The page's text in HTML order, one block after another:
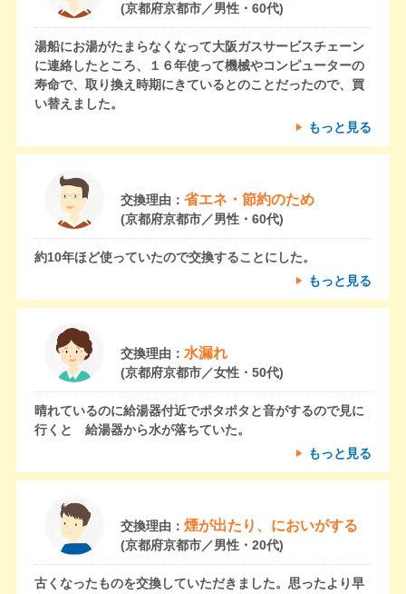
(京都府京都市／男性・60代)
湯船にお湯がたまらなくなって大阪ガスサービスチェーン
に連絡したところ、１６年使って機械やコンピューターの
寿命で、取り換え時期にきているとのことだったので、買
い替えました。
もっと見る
交換理由： 省エネ・節約のため
(京都府京都市／男性・60代)
約10年ほど使っていたので交換することにした。
もっと見る
交換理由： 水漏れ
(京都府京都市／女性・50代)
晴れているのに給湯器付近でポタポタと音がするので見に
行くと 給湯器から水が落ちていた。
もっと見る
交換理由： 煙が出たり、においがする
(京都府京都市／男性・20代)
古くなったものを交換していただきました。思ったより早